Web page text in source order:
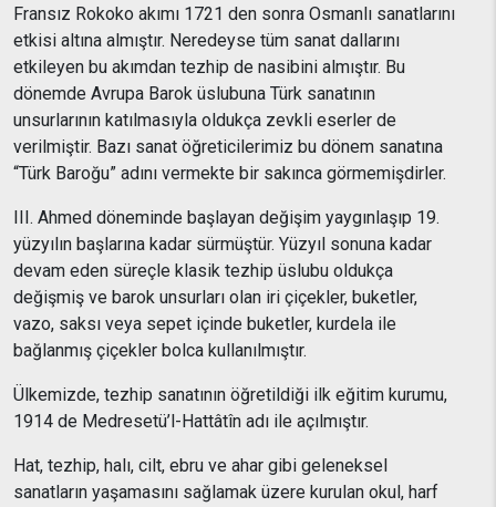
Fransız Rokoko akımı 1721 den sonra Osmanlı sanatlarını
etkisi altına almıştır. Neredeyse tüm sanat dallarını
etkileyen bu akımdan tezhip de nasibini almıştır. Bu
dönemde Avrupa Barok üslubuna Türk sanatının
unsurlarının katılmasıyla oldukça zevkli eserler de
verilmiştir. Bazı sanat öğreticilerimiz bu dönem sanatına
“Türk Baroğu” adını vermekte bir sakınca görmemişdirler.
III. Ahmed döneminde başlayan değişim yaygınlaşıp 19.
yüzyılın başlarına kadar sürmüştür. Yüzyıl sonuna kadar
devam eden süreçle klasik tezhip üslubu oldukça
değişmiş ve barok unsurları olan iri çiçekler, buketler,
vazo, saksı veya sepet içinde buketler, kurdela ile
bağlanmış çiçekler bolca kullanılmıştır.
Ülkemizde, tezhip sanatının öğretildiği ilk eğitim kurumu,
1914 de Medresetü’l-Hattâtîn adı ile açılmıştır.
Hat, tezhip, halı, cilt, ebru ve ahar gibi geleneksel
sanatların yaşamasını sağlamak üzere kurulan okul, harf